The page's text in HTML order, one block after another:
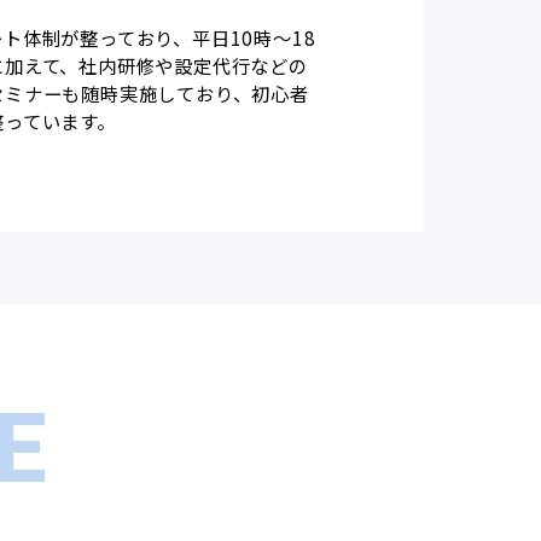
体制が整っており、平日10時～18
えて、社内研修や設定代行などの
ナーも随時実施しており、初心者
ています。